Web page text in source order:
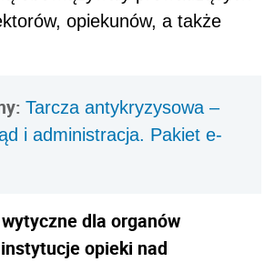
opiekunów, a także
Tarcza antykryzysowa –
i administracja. Pakiet e-
dla organów
opieki nad